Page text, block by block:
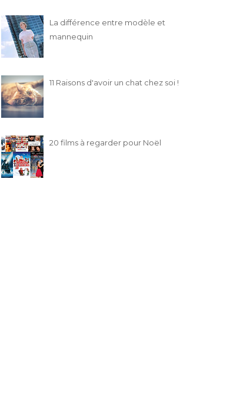
La différence entre modèle et
mannequin
11 Raisons d'avoir un chat chez soi !
20 films à regarder pour Noël